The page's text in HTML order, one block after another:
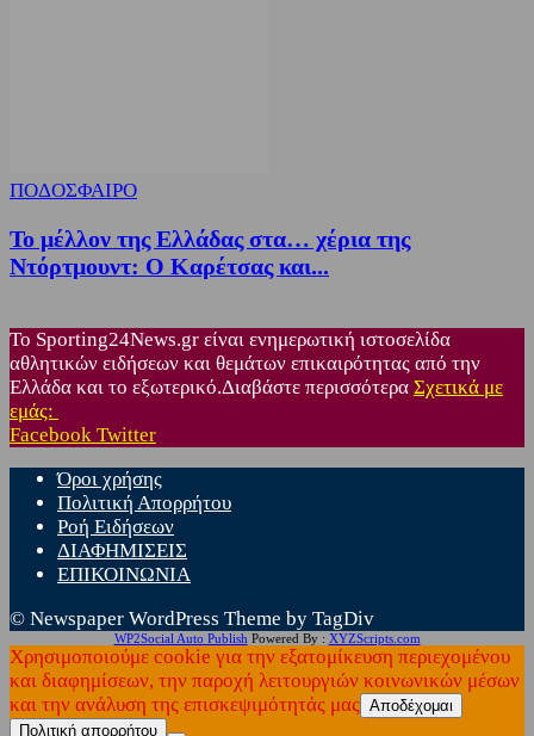
ΠΟΔΟΣΦΑΙΡΟ
Το μέλλον της Ελλάδας στα… χέρια της
Ντόρτμουντ: Ο Καρέτσας και...
Το Sporting24News.gr είναι ενημερωτική ιστοσελίδα
αθλητικών ειδήσεων και θεμάτων επικαιρότητας από την
Ελλάδα και το εξωτερικό.Διαβάστε περισσότερα Σχετικά με
εμάς:
Facebook Twitter
Όροι χρήσης
Πολιτική Απορρήτου
Ροή Ειδήσεων
ΔΙΑΦΗΜΙΣΕΙΣ
ΕΠΙΚΟΙΝΩΝΙΑ
© Newspaper WordPress Theme by TagDiv
WP2Social Auto Publish Powered By : XYZScripts.com
Χρησιμοποιούμε cookie για την εξατομίκευση περιεχομένου
και διαφημίσεων, την παροχή λειτουργιών κοινωνικών μέσων
και την ανάλυση της επισκεψιμότητάς μας Αποδέχομαι
Πολιτική απορρήτου